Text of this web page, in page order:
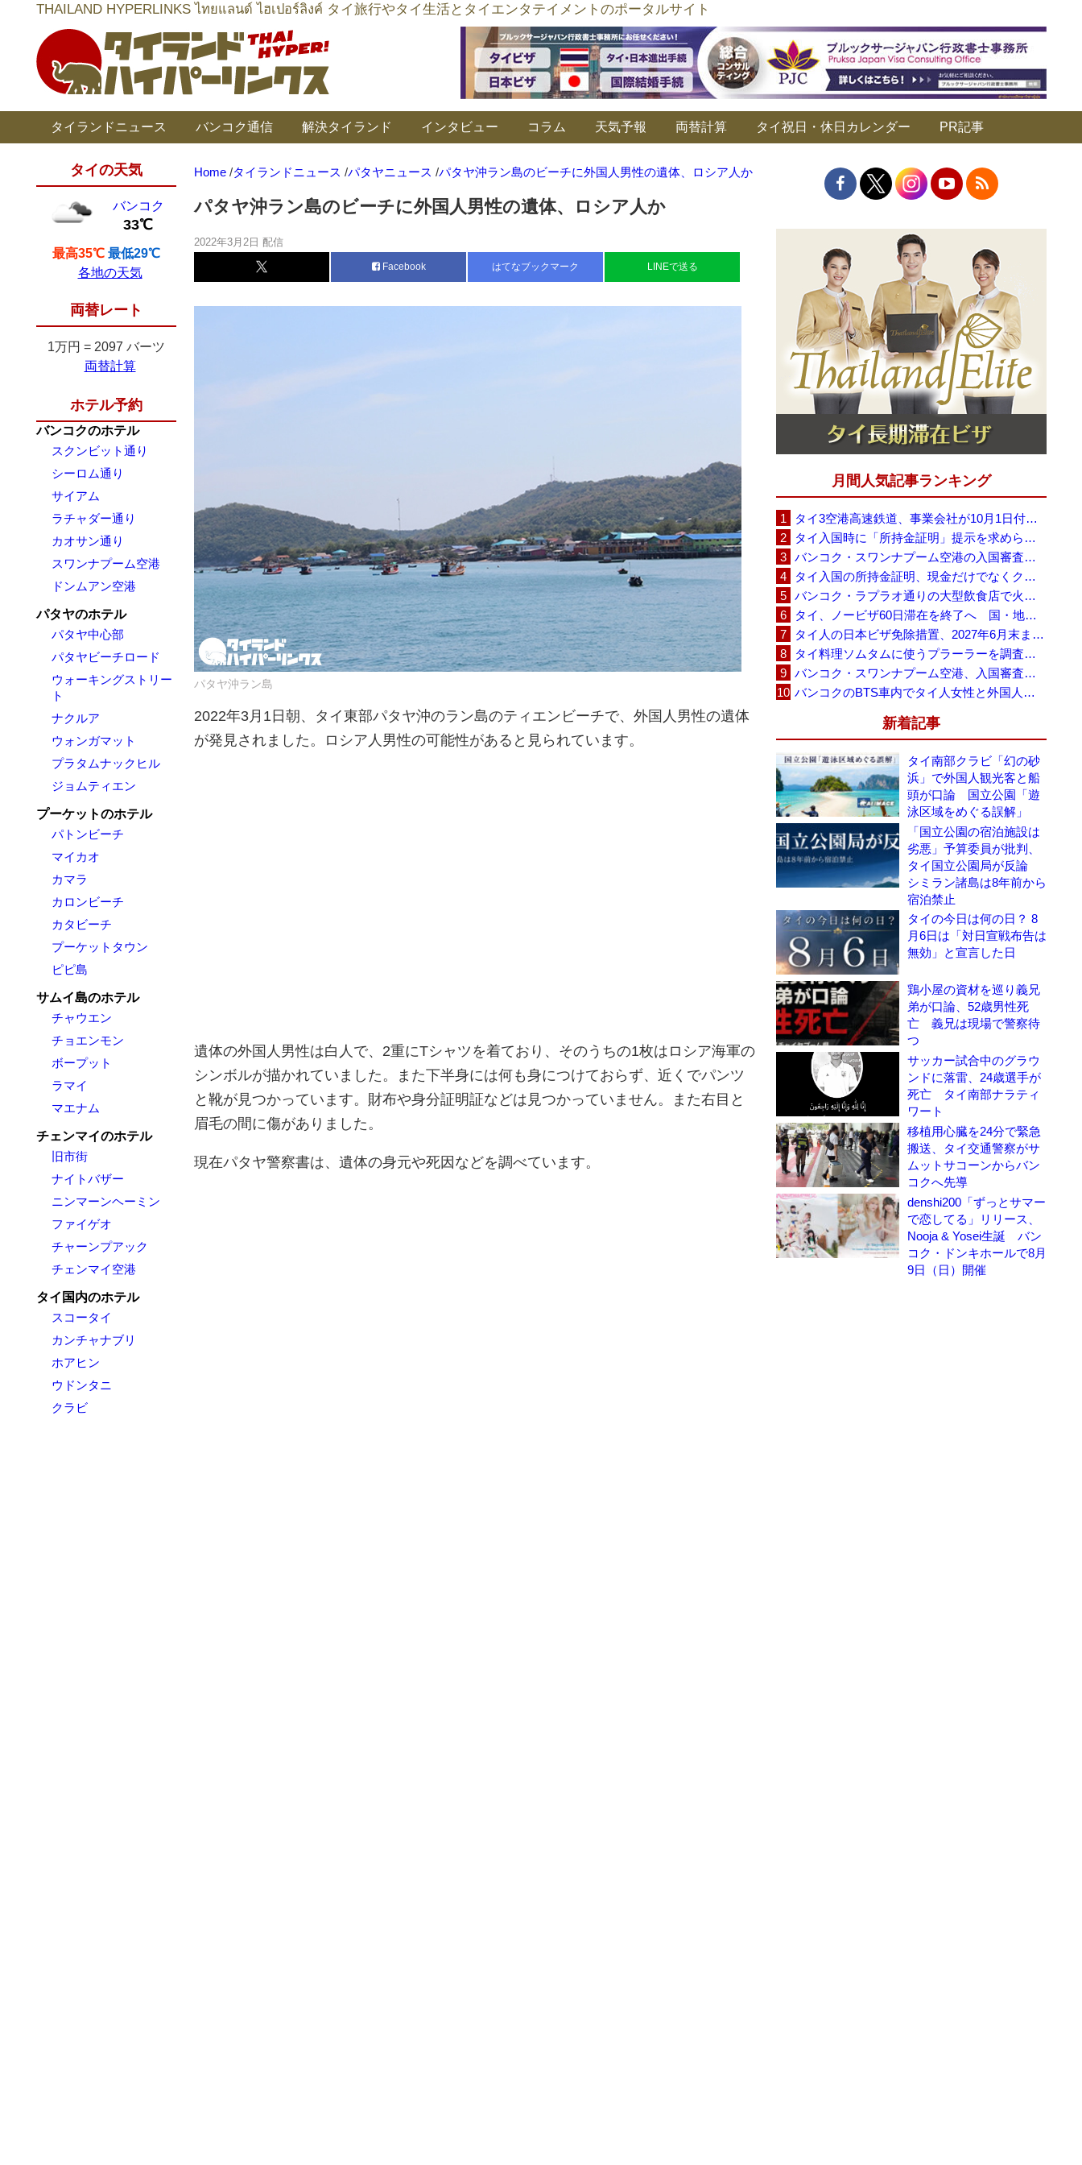
THAILAND HYPERLINKS ไทยแลนด์ ไฮเปอร์ลิงค์ タイ旅行やタイ生活とタイエンタテイメントのポータルサイト
タイランドニュース バンコク通信 解決タイランド インタビュー コラム 天気予報 両替計算 タイ祝日・休日カレンダー PR記事
タイの天気
バンコク
33℃
最高35℃ 最低29℃
各地の天気
両替レート
1万円 = 2097 バーツ
両替計算
ホテル予約
バンコクのホテル
スクンビット通り
シーロム通り
サイアム
ラチャダー通り
カオサン通り
スワンナプーム空港
ドンムアン空港
パタヤのホテル
パタヤ中心部
パタヤビーチロード
ウォーキングストリー
ト
ナクルア
ウォンガマット
プラタムナックヒル
ジョムティエン
プーケットのホテル
パトンビーチ
マイカオ
カマラ
カロンビーチ
カタビーチ
プーケットタウン
ピピ島
サムイ島のホテル
チャウエン
チョエンモン
ボープット
ラマイ
マエナム
チェンマイのホテル
旧市街
ナイトバザー
ニンマーンヘーミン
ファイゲオ
チャーンプアック
チェンマイ空港
タイ国内のホテル
スコータイ
カンチャナブリ
ホアヒン
ウドンタニ
クラビ
Home /タイランドニュース /パタヤニュース /パタヤ沖ラン島のビーチに外国人男性の遺体、ロシア人か
パタヤ沖ラン島のビーチに外国人男性の遺体、ロシア人か
2022年3月2日 配信
Facebook はてなブックマーク LINEで送る
パタヤ沖ラン島
2022年3月1日朝、タイ東部パタヤ沖のラン島のティエンビーチで、外国人男性の遺体
が発見されました。ロシア人男性の可能性があると見られています。
遺体の外国人男性は白人で、2重にTシャツを着ており、そのうちの1枚はロシア海軍の
シンボルが描かれていました。また下半身には何も身につけておらず、近くでパンツ
と靴が見つかっています。財布や身分証明証などは見つかっていません。また右目と
眉毛の間に傷がありました。
現在パタヤ警察書は、遺体の身元や死因などを調べています。
月間人気記事ランキング
タイ3空港高速鉄道、事業会社が10月1日付の契約終了を通知 「現時点での撤退決定ではない」
タイ入国時に「所持金証明」提示を求められる場合も、タイ政府観光庁が外国人旅行者に再周知
バンコク・スワンナプーム空港の入国審査に長蛇の列、SNSで「3～4時間待ち」との投稿が拡散
タイ入国の所持金証明、現金だけでなくクレジットカードや銀行明細も提示可能
バンコク・ラプラオ通りの大型飲食店で火災、27人死亡・多数負傷
タイ、ノービザ60日滞在を終了へ 国・地域別に30日・15日へ再編
タイ人の日本ビザ免除措置、2027年6月末まで延長 不安広がる中でひとまず安堵
タイ料理ソムタムに使うプラーラーを調査へ、大学新入生4,233人が肝吸虫感染
バンコク・スワンナプーム空港、入国審査で2～3時間待ちの時間帯も 審査厳格化と人員不足が影響か
バンコクのBTS車内でタイ人女性と外国人学生グループが口論、騒音めぐる動画が拡散
新着記事
タイ南部クラビ「幻の砂
浜」で外国人観光客と船
頭が口論 国立公園「遊
泳区域をめぐる誤解」
「国立公園の宿泊施設は
劣悪」予算委員が批判、
タイ国立公園局が反論
シミラン諸島は8年前から
宿泊禁止
タイの今日は何の日？ 8
月6日は「対日宣戦布告は
無効」と宣言した日
鶏小屋の資材を巡り義兄
弟が口論、52歳男性死
亡 義兄は現場で警察待
つ
サッカー試合中のグラウ
ンドに落雷、24歳選手が
死亡 タイ南部ナラティ
ワート
移植用心臓を24分で緊急
搬送、タイ交通警察がサ
ムットサコーンからバン
コクへ先導
denshi200「ずっとサマー
で恋してる」リリース、
Nooja & Yosei生誕 バン
コク・ドンキホールで8月
9日（日）開催